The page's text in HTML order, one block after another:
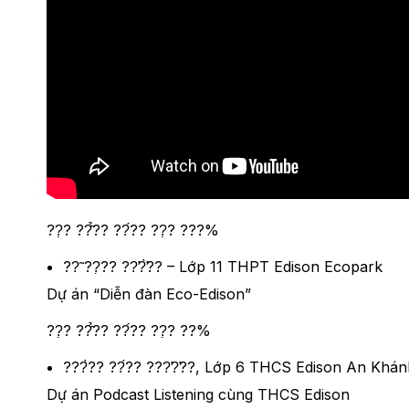
??̣? ??̂̉?? ??́?? ??̣? ???%
??̃ ??̣?? ??̛?̛̀?? – Lớp 11 THPT Edison Ecopark
Dự án “Diễn đàn Eco-Edison”
??̣? ??̂̉?? ??́?? ??̣? ??%
???̀?? ??́?? ???̛?̛??, Lớp 6 THCS Edison An
Dự án Podcast Listening cùng THCS Edison